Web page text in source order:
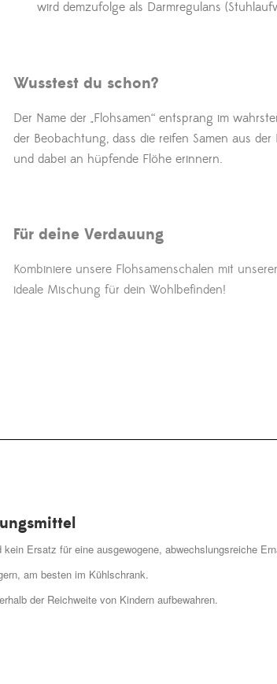
wird demzufolge als Darmregulans
Wusstest du schon?
Der Name der „Flohsamen“ entsprang im
der Beobachtung, dass die reifen Samen aus
und dabei an hüpfende Flöhe erinnern.
Für deine Verdauung
Kombiniere unsere Flohsamenschalen mit
ideale Mischung für dein Wohlbefinden!
Ersatz für eine ausgewogene, abwechslungsreiche
am besten im Kühlschrank.
der Reichweite von Kindern aufbewahren.